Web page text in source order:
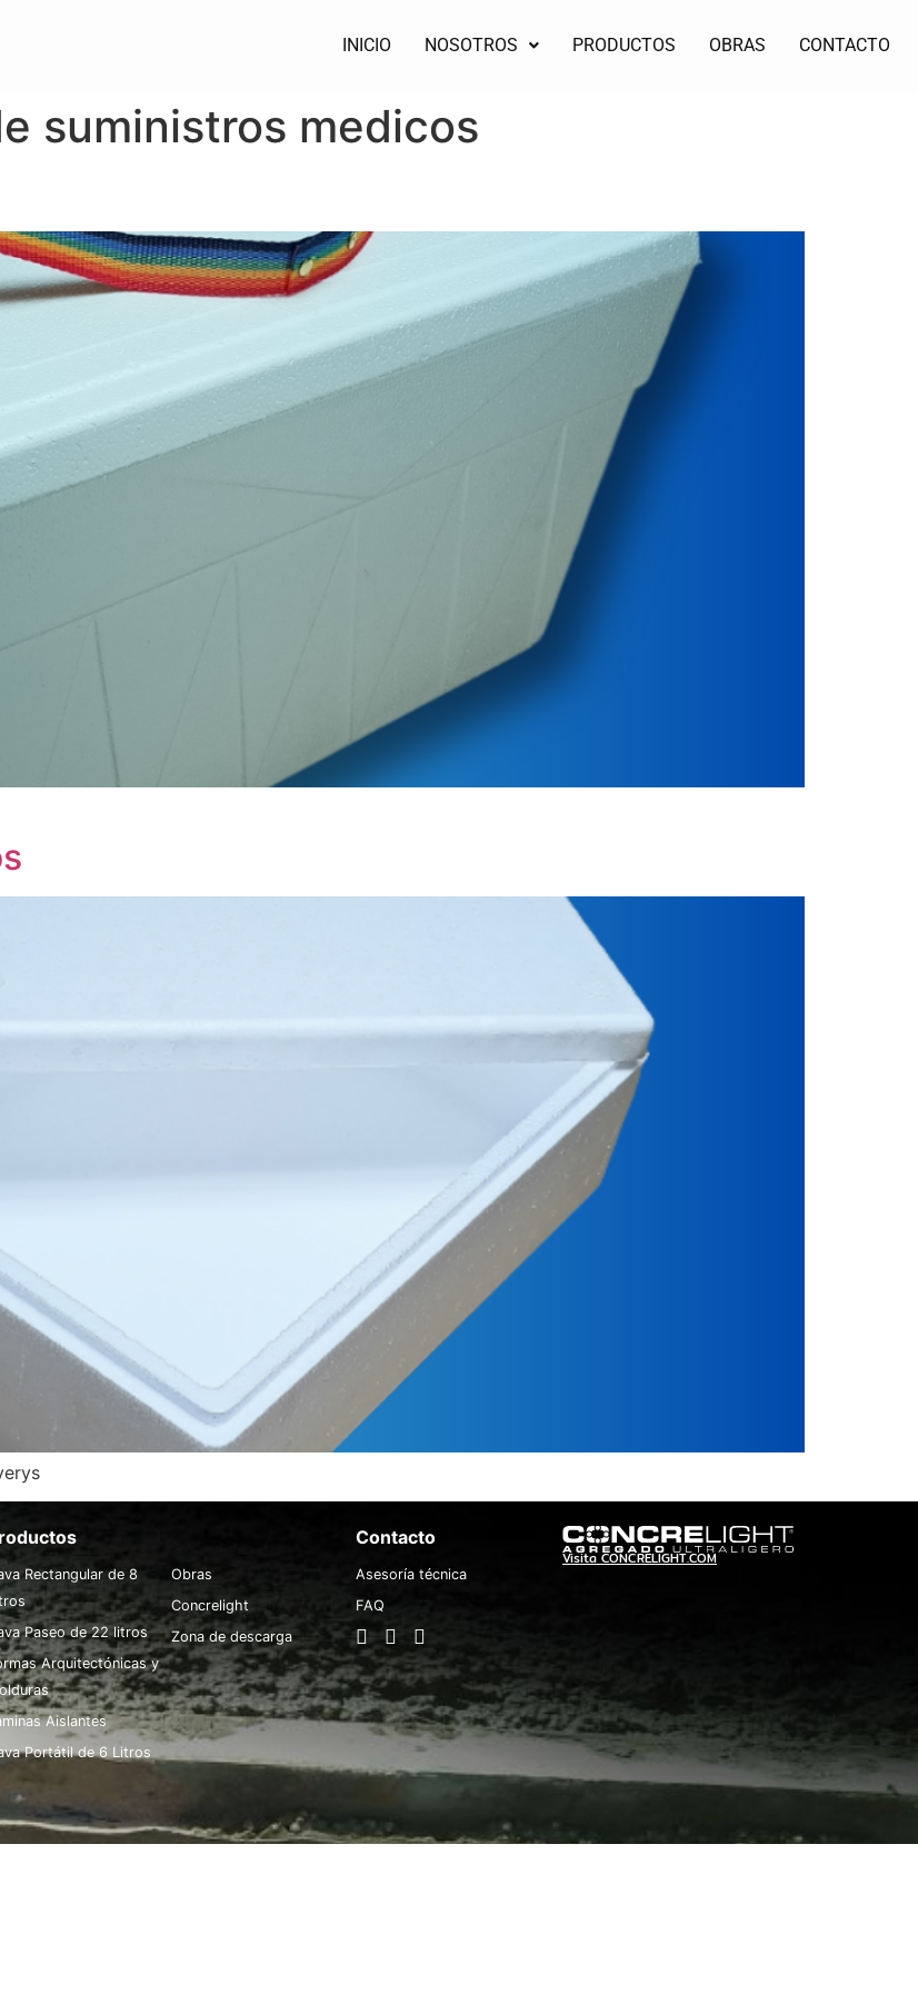
INICIO NOSOTROS PRODUCTOS OBRAS CONTACTO
suministros medicos
Rectangular de 8
Paseo de 22 litros
Arquitectónicas y
Aislantes
Portátil de 6 Litros
Obras
Concrelight
Zona de descarga
Contacto
Asesoría técnica
FAQ
Visita CONCRELIGHT.COM